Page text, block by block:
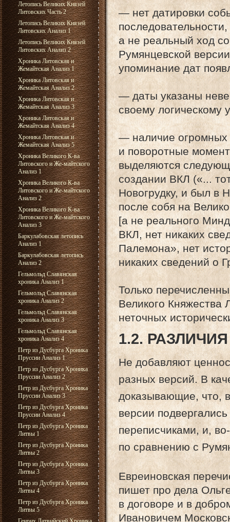
Летопись Великих Князей
Литовских Часть 2
Летопись Великих Князей
Литовских Анализ 1
Летопись Великих Князей
Литовских Анализ 2
Хроника Литовская и
Жемайтская Анализ 1
Хроника Литовская и
Жемайтская Анализ 2
Хроника Литовская и
Жемайтская Анализ 3
Хроника Литовская и
Жемайтская Анализ 4
Хроника Литовская и
Жемайтская Анализ 5
Хроника Великого К-ва
Литовского и Же-майтского
Анализ 1
Хроника Великого К-ва
Литовского и Же-майтского
Анализ 2
Хроника Великого К-ва
Литовского и Же-майтского
Анализ 3
Баркулабовская летопись
Анализ 1
Баркулабовская летопись
Анализ 2
Гельмольд Славянская
хроника Анализ 1
Гельмольд Славянская
хроника Анализ 2
Гельмольд Славянская
хроника Анализ 3
Гельмольд Славянская
хроника Анализ 4
Петр из Дусбурга Хроника
Пруссии Анализ 1
Петр из Дусбурга Хроника
Пруссии Анализ 2
Петр из Дусбурга Хроника
Пруссии Анализ 3
Петр из Дусбурга Хроника
Пруссии Анализ 4
Петр из Дусбурга Хроника
Литвы 1
Петр из Дусбурга Хроника
Литвы 2
Петр из Дусбурга Хроника
Литвы 3
Петр из Дусбурга Хроника
Литвы 4
Петр из Дусбурга Хроника
Литвы 5
— нет датировки
а не реальный ход
Румянцевской
упоминание дат
— даты указаны
своему логическому
— наличие огромных
и поворотные
выделяются
создании ВКЛ («...
Новогрудку, и был в
после собя на
[а не реального
ВКЛ, нет никаких
Палемона», нет
никаких сведений о
Только
Великого Княжества
неточных
1.2.
Не добавляют
разных версий. В
доказывающие, что,
версии
переписчиками, и,
по сравнению с
Евреиновская
пишет про дела
в договоре и в
Ивановичем